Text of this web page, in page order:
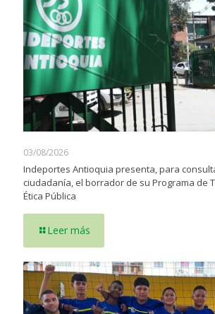
03/08/2026
Indeportes Antioquia presenta, para
ciudadanía, el borrador de su Programa de
Ética Pública
Leer más